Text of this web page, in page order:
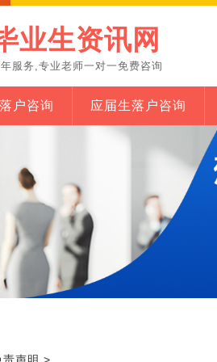
业生资讯网
服务,专业老师一对一免费咨询
户咨询 应届生落户咨询